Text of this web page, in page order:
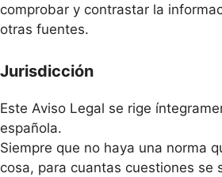
comprobar y contrastar la
otras fuentes.
Jurisdicción
Este Aviso Legal se rige
española.
Siempre que no haya una norma
cosa, para cuantas cuestiones se